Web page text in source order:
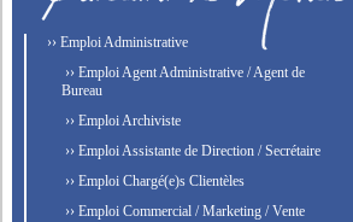
›› Emploi Administrative
›› Emploi Agent Administrative / Agent de
Bureau
›› Emploi Archiviste
›› Emploi Assistante de Direction / Secrétaire
›› Emploi Chargé(e)s Clientèles
›› Emploi Commercial / Marketing / Vente